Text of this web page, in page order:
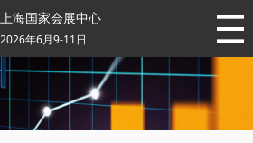
上海国家会展中心
2026年6月9-11日